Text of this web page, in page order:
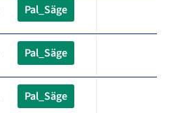
Pal_Säge
Pal_Säge
Pal_Säge